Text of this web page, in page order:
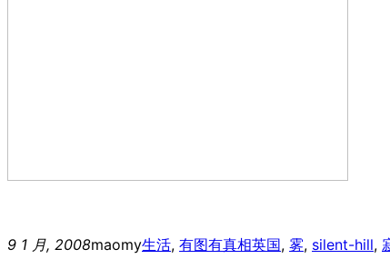
9 1 月, 2008maomy生活, 有图有真相英国, 雾, silent-hill,